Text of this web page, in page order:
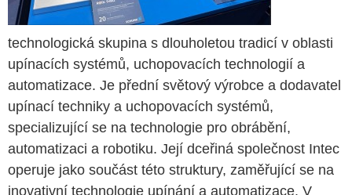
technologická skupina s dlouholetou tradicí v oblasti
upínacích systémů, uchopovacích technologií a
automatizace. Je přední světový výrobce a dodavatel
upínací techniky a uchopovacích systémů,
specializující se na technologie pro obrábění,
automatizaci a robotiku. Její dceřiná společnost Intec
operuje jako součást této struktury, zaměřující se na
inovativní technologie upínání a automatizace. V